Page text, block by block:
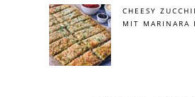
CHEESY
MIT MARINARA